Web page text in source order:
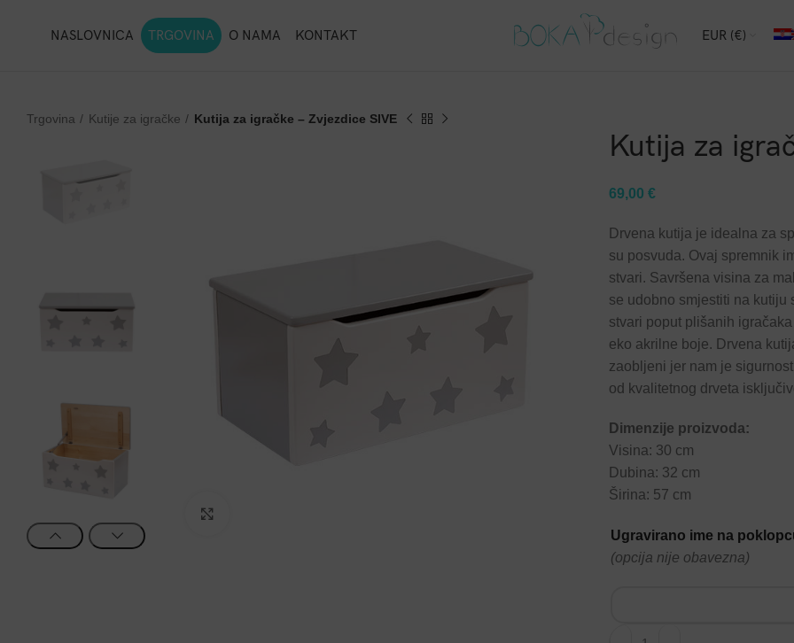
NASLOVNICA TRGOVINA O NAMA KONTAKT EUR (€)
Trgovina Kutije za igračke Kutija za igračke – Zvjezdice SIVE
Kutija za
69,00 €
Drvena kutija je idealna za
su posvuda. Ovaj spremnik
stvari. Savršena visina za
se udobno smjestiti na kutiju
stvari poput plišanih
eko akrilne boje. Drvena
zaobljeni jer nam je
od kvalitetnog drveta
Dimenzije proizvoda:
Visina: 30 cm
Dubina: 32 cm
Širina: 57 cm
Ugravirano ime na
(opcija nije obavezna)